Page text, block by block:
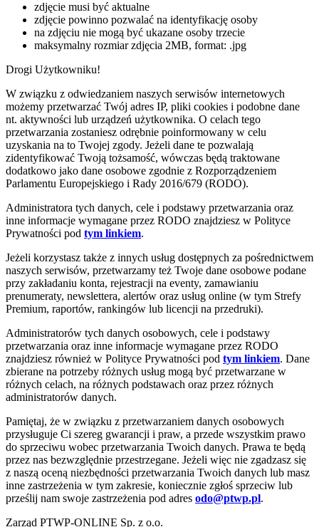
zdjęcie musi być aktualne
zdjęcie powinno pozwalać na identyfikację osoby
na zdjęciu nie mogą być ukazane osoby trzecie
maksymalny rozmiar zdjęcia 2MB, format: .jpg
Drogi Użytkowniku!
W związku z odwiedzaniem naszych serwisów internetowych
możemy przetwarzać Twój adres IP, pliki cookies i podobne dane
nt. aktywności lub urządzeń użytkownika. O celach tego
przetwarzania zostaniesz odrębnie poinformowany w celu
uzyskania na to Twojej zgody. Jeżeli dane te pozwalają
zidentyfikować Twoją tożsamość, wówczas będą traktowane
dodatkowo jako dane osobowe zgodnie z Rozporządzeniem
Parlamentu Europejskiego i Rady 2016/679 (RODO).
Administratora tych danych, cele i podstawy przetwarzania oraz
inne informacje wymagane przez RODO znajdziesz w Polityce
Prywatności pod tym linkiem.
Jeżeli korzystasz także z innych usług dostępnych za pośrednictwem
naszych serwisów, przetwarzamy też Twoje dane osobowe podane
przy zakładaniu konta, rejestracji na eventy, zamawianiu
prenumeraty, newslettera, alertów oraz usług online (w tym Strefy
Premium, raportów, rankingów lub licencji na przedruki).
Administratorów tych danych osobowych, cele i podstawy
przetwarzania oraz inne informacje wymagane przez RODO
znajdziesz również w Polityce Prywatności pod tym linkiem. Dane
zbierane na potrzeby różnych usług mogą być przetwarzane w
różnych celach, na różnych podstawach oraz przez różnych
administratorów danych.
Pamiętaj, że w związku z przetwarzaniem danych osobowych
przysługuje Ci szereg gwarancji i praw, a przede wszystkim prawo
do sprzeciwu wobec przetwarzania Twoich danych. Prawa te będą
przez nas bezwzględnie przestrzegane. Jeżeli więc nie zgadzasz się
z naszą oceną niezbędności przetwarzania Twoich danych lub masz
inne zastrzeżenia w tym zakresie, koniecznie zgłoś sprzeciw lub
prześlij nam swoje zastrzeżenia pod adres odo@ptwp.pl.
Zarząd PTWP-ONLINE Sp. z o.o.